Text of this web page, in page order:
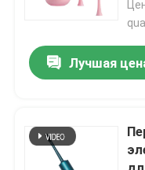
Лучшая